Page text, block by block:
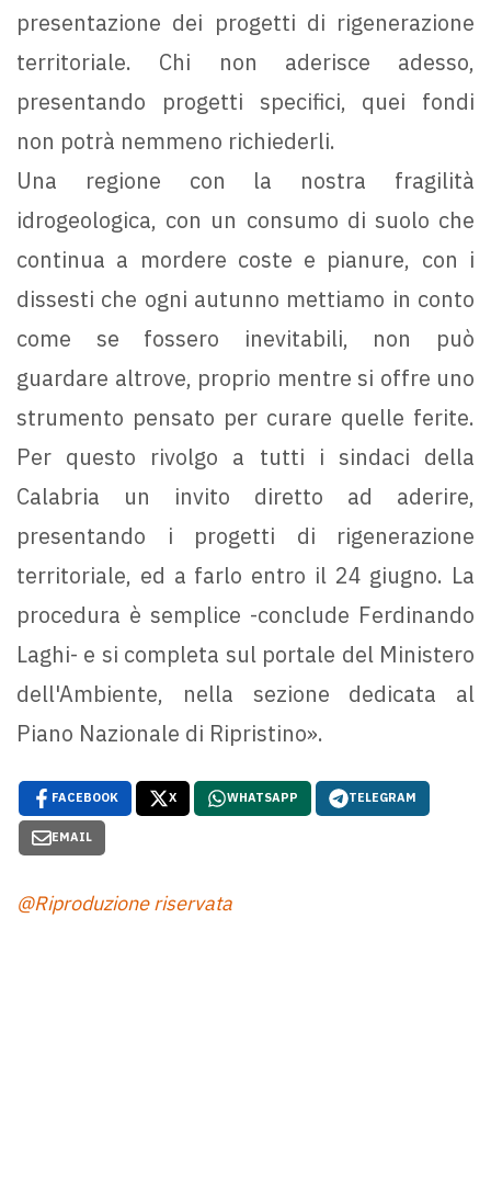
presentazione dei progetti di rigenerazione
territoriale. Chi non aderisce adesso,
presentando progetti specifici, quei fondi
non potrà nemmeno richiederli.
Una regione con la nostra fragilità
idrogeologica, con un consumo di suolo che
continua a mordere coste e pianure, con i
dissesti che ogni autunno mettiamo in conto
come se fossero inevitabili, non può
guardare altrove, proprio mentre si offre uno
strumento pensato per curare quelle ferite.
Per questo rivolgo a tutti i sindaci della
Calabria un invito diretto ad aderire,
presentando i progetti di rigenerazione
territoriale, ed a farlo entro il 24 giugno. La
procedura è semplice -conclude Ferdinando
Laghi- e si completa sul portale del Ministero
dell'Ambiente, nella sezione dedicata al
Piano Nazionale di Ripristino».
FACEBOOK X WHATSAPP TELEGRAM
EMAIL
@Riproduzione riservata